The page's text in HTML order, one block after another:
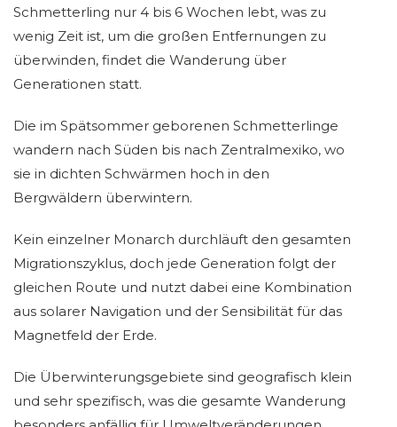
Schmetterling nur 4 bis 6 Wochen lebt, was zu
wenig Zeit ist, um die großen Entfernungen zu
überwinden, findet die Wanderung über
Generationen statt.
Die im Spätsommer geborenen Schmetterlinge
wandern nach Süden bis nach Zentralmexiko, wo
sie in dichten Schwärmen hoch in den
Bergwäldern überwintern.
Kein einzelner Monarch durchläuft den gesamten
Migrationszyklus, doch jede Generation folgt der
gleichen Route und nutzt dabei eine Kombination
aus solarer Navigation und der Sensibilität für das
Magnetfeld der Erde.
Die Überwinterungsgebiete sind geografisch klein
und sehr spezifisch, was die gesamte Wanderung